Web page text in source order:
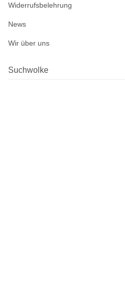
Widerrufsbelehrung
News
Wir über uns
Suchwolke